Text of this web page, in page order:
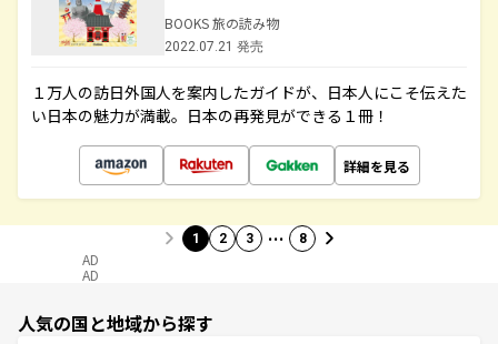
BOOKS 旅の読み物
2022.07.21 発売
１万人の訪日外国人を案内したガイドが、日本人にこそ伝えた
い日本の魅力が満載。日本の再発見ができる１冊！
詳細を見る
1 2 3 … 8
AD
AD
人気の国と地域から探す